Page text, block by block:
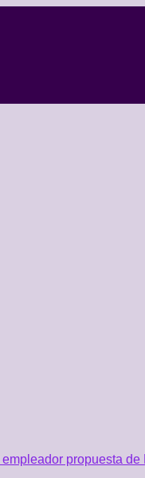
propuesta